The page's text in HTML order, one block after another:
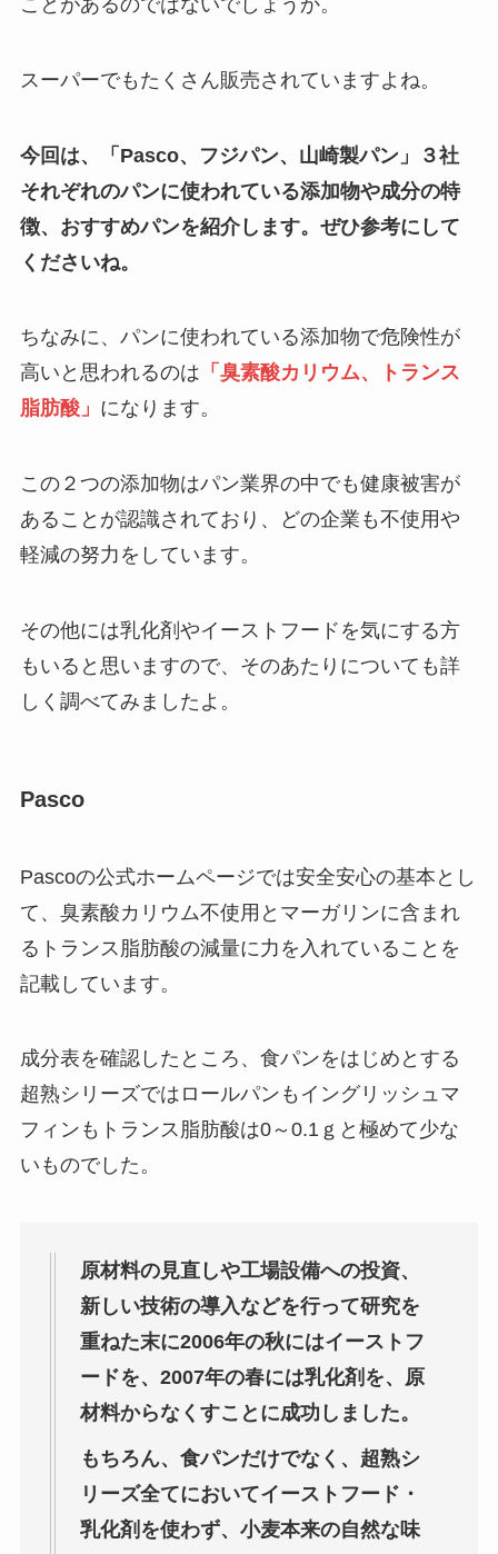
スーパーでもたくさん販売されていますよね。
今回は、「Pasco、フジパン、山崎製パン」３社
それぞれのパンに使われている添加物や成分の特
徴、おすすめパンを紹介します。ぜひ参考にして
くださいね。
ちなみに、パンに使われている添加物で危険性が
高いと思われるのは 「臭素酸カリウム、トランス
脂肪酸」 になります。
この２つの添加物はパン業界の中でも健康被害が
あることが認識されており、どの企業も不使用や
軽減の努力をしています。
その他には乳化剤やイーストフードを気にする方
もいると思いますので、そのあたりについても詳
しく調べてみましたよ。
Pasco
Pascoの公式ホームページでは安全安心の基本とし
て、臭素酸カリウム不使用とマーガリンに含まれ
るトランス脂肪酸の減量に力を入れていることを
記載しています。
成分表を確認したところ、食パンをはじめとする
超熟シリーズではロールパンもイングリッシュマ
フィンもトランス脂肪酸は0～0.1ｇと極めて少な
いものでした。
原材料の見直しや工場設備への投資、
新しい技術の導入などを行って研究を
重ねた末に2006年の秋にはイーストフ
ードを、2007年の春には乳化剤を、原
材料からなくすことに成功しました。
もちろん、食パンだけでなく、超熟シ
リーズ全てにおいてイーストフード・
乳化剤を使わず、小麦本来の自然な味